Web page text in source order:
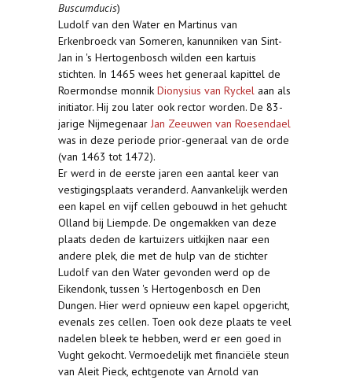
Buscumducis)
Ludolf van den Water en Martinus van
Erkenbroeck van Someren, kanunniken van Sint-
Jan in 's Hertogenbosch wilden een kartuis
stichten. In 1465 wees het generaal kapittel de
Roermondse monnik Dionysius van Ryckel aan als
initiator. Hij zou later ook rector worden. De 83-
jarige Nijmegenaar Jan Zeeuwen van Roesendael
was in deze periode prior-generaal van de orde
(van 1463 tot 1472).
Er werd in de eerste jaren een aantal keer van
vestigingsplaats veranderd. Aanvankelijk werden
een kapel en vijf cellen gebouwd in het gehucht
Olland bij Liempde. De ongemakken van deze
plaats deden de kartuizers uitkijken naar een
andere plek, die met de hulp van de stichter
Ludolf van den Water gevonden werd op de
Eikendonk, tussen 's Hertogenbosch en Den
Dungen. Hier werd opnieuw een kapel opgericht,
evenals zes cellen. Toen ook deze plaats te veel
nadelen bleek te hebben, werd er een goed in
Vught gekocht. Vermoedelijk met financiële steun
van Aleit Pieck, echtgenote van Arnold van